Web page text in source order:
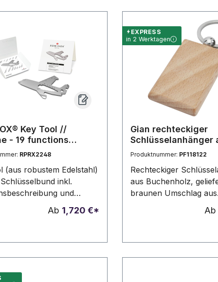
Key Tool //
- 19 functions
RPRX2248
(aus robustem Edelstahl)
inkl.
und
Kartonverpackung,
Verpackung
möglich. In
mit 19
Ab 1,720 €*
EXPRESS
in 2 Werktagen
Gian rechteckiger
Schlüsselanhänger
Buchenholz
Produktnummer: PF118122
Rechteckiger
aus Buchenholz,
braunen Umschlag aus
recycletem Kraft-
Größe des
für Lasergravur.